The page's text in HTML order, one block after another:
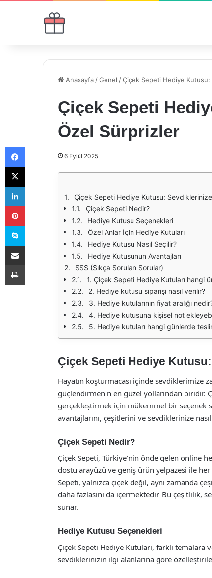
Anasayfa /Genel /Çiçek Sepeti Hediye
Çiçek Sepeti
Özel Sürprizler
6 Eylül 2025
Çiçek Sepeti Hediye Kutusu:
Çiçek Sepeti Nedir?
Hediye Kutusu Seçenekleri
Özel Anlar İçin Hediye Kutuları
Hediye Kutusu Nasıl Seçilir?
Hediye Kutusunun Avantajları
SSS (Sıkça Sorulan Sorular)
1. Çiçek Sepeti Hediye Kutuları hangi
2. Hediye kutusu siparişi nasıl verilir?
3. Hediye kutularının fiyat aralığı
4. Hediye kutusuna kişisel not
5. Hediye kutuları hangi günlerde
Çiçek Sepeti Hediye
Hayatın koşturmacası içinde sevdiklerimize
güçlendirmenin en güzel yollarından biridir.
gerçekleştirmek için mükemmel bir seçenek
avantajlarını, çeşitlerini ve sevdiklerinize
Çiçek Sepeti Nedir?
Çiçek Sepeti, Türkiye’nin önde gelen online
dostu arayüzü ve geniş ürün yelpazesi ile
Sepeti, yalnızca çiçek değil, aynı zamanda
daha fazlasını da içermektedir. Bu çeşitlilik,
sunar.
Hediye Kutusu Seçenekleri
Çiçek Sepeti Hediye Kutuları, farklı temalara
sevdiklerinizin ilgi alanlarına göre
Facebook
X
LinkedIn
Pinterest
Skype
E-Posta ile paylaş